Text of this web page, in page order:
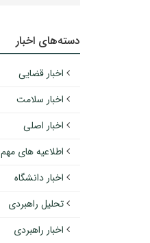
دسته‌های اخبار
اخبار قضایی
اخبار سلامت
اخبار اصلی
اطلاعیه های مهم
اخبار دانشگاه
تحلیل راهبردی
اخبار راهبردی